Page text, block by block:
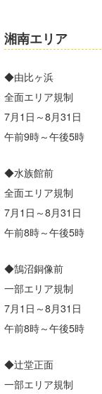
湘南エリア
◆由比ヶ浜
全面エリア規制
7月1日～8月31日
午前9時～午後5時
◆水族館前
全面エリア規制
7月1日～8月31日
午前8時～午後5時
◆鵠沼銅像前
一部エリア規制
7月1日～8月31日
午前8時～午後5時
◆辻堂正面
一部エリア規制